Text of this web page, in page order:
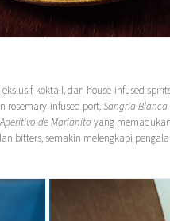
koktail, dan house-infused
rosemary-infused port,Sangria Blanca
Aperitivo de Marianito yang
bitters, semakin melengkapi